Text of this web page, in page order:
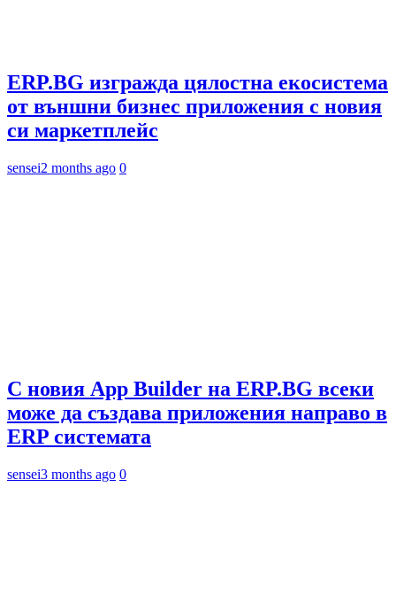
ERP.BG изгражда цялостна екосистема
от външни бизнес приложения с новия
си маркетплейс
sensei2 months ago 0
С новия App Builder на ERP.BG всеки
може да създава приложения направо в
ERP системата
sensei3 months ago 0